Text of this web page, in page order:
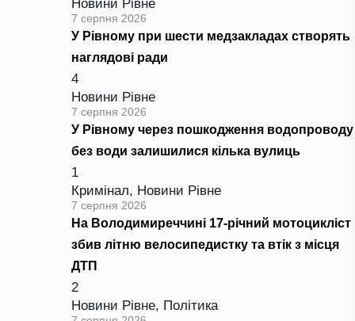
Новини Рівне
7 серпня 2026
У Рівному при шести медзакладах створять
наглядові ради
4
Новини Рівне
7 серпня 2026
У Рівному через пошкодження водопроводу
без води залишилися кілька вулиць
1
Кримінал, Новини Рівне
7 серпня 2026
На Володимиреччині 17-річний мотоцикліст
збив літню велосипедистку та втік з місця
ДТП
2
Новини Рівне, Політика